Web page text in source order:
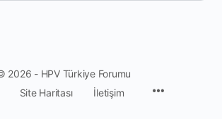
2026 - HPV Türkiye Forumu
Site Haritası İletişim